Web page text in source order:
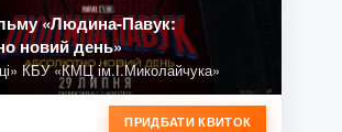
«Людина-Павук:
новий день»
КБУ «КМЦ ім.І.Миколайчука»
ПРИДБАТИ КВИТОК